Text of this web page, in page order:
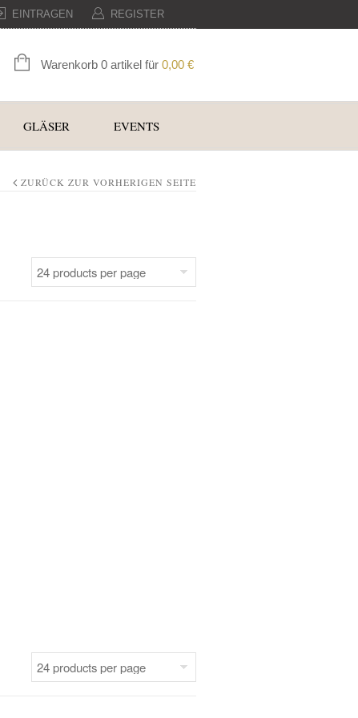
EINTRAGEN REGISTER
Warenkorb 0 artikel für 0,00 €
GLÄSER EVENTS
ZURÜCK ZUR VORHERIGEN SEITE